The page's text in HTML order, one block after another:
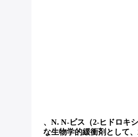
、 N. N-ビス（2-ヒドロキ
な生物学的緩衝剤として